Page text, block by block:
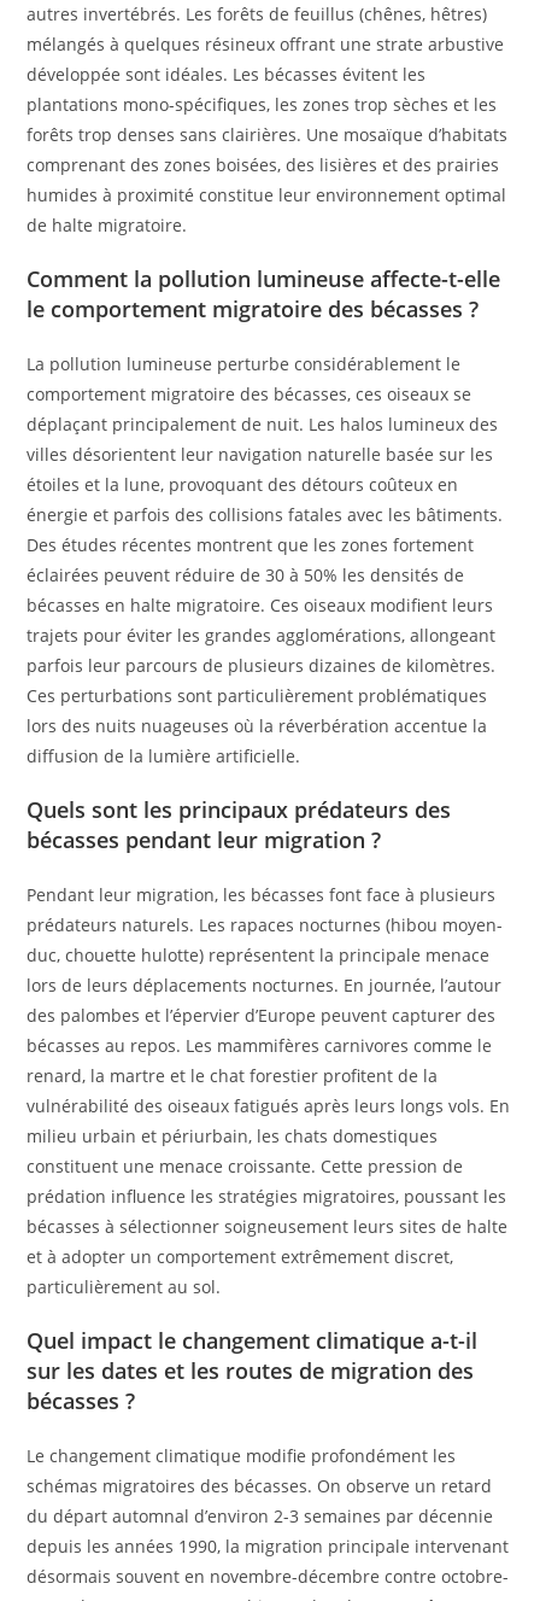
autres invertébrés. Les forêts de feuillus (chênes, hêtres)
mélangés à quelques résineux offrant une strate arbustive
développée sont idéales. Les bécasses évitent les
plantations mono-spécifiques, les zones trop sèches et les
forêts trop denses sans clairières. Une mosaïque d’habitats
comprenant des zones boisées, des lisières et des prairies
humides à proximité constitue leur environnement optimal
de halte migratoire.
Comment la pollution lumineuse affecte-t-elle
le comportement migratoire des bécasses ?
La pollution lumineuse perturbe considérablement le
comportement migratoire des bécasses, ces oiseaux se
déplaçant principalement de nuit. Les halos lumineux des
villes désorientent leur navigation naturelle basée sur les
étoiles et la lune, provoquant des détours coûteux en
énergie et parfois des collisions fatales avec les bâtiments.
Des études récentes montrent que les zones fortement
éclairées peuvent réduire de 30 à 50% les densités de
bécasses en halte migratoire. Ces oiseaux modifient leurs
trajets pour éviter les grandes agglomérations, allongeant
parfois leur parcours de plusieurs dizaines de kilomètres.
Ces perturbations sont particulièrement problématiques
lors des nuits nuageuses où la réverbération accentue la
diffusion de la lumière artificielle.
Quels sont les principaux prédateurs des
bécasses pendant leur migration ?
Pendant leur migration, les bécasses font face à plusieurs
prédateurs naturels. Les rapaces nocturnes (hibou moyen-
duc, chouette hulotte) représentent la principale menace
lors de leurs déplacements nocturnes. En journée, l’autour
des palombes et l’épervier d’Europe peuvent capturer des
bécasses au repos. Les mammifères carnivores comme le
renard, la martre et le chat forestier profitent de la
vulnérabilité des oiseaux fatigués après leurs longs vols. En
milieu urbain et périurbain, les chats domestiques
constituent une menace croissante. Cette pression de
prédation influence les stratégies migratoires, poussant les
bécasses à sélectionner soigneusement leurs sites de halte
et à adopter un comportement extrêmement discret,
particulièrement au sol.
Quel impact le changement climatique a-t-il
sur les dates et les routes de migration des
bécasses ?
Le changement climatique modifie profondément les
schémas migratoires des bécasses. On observe un retard
du départ automnal d’environ 2-3 semaines par décennie
depuis les années 1990, la migration principale intervenant
désormais souvent en novembre-décembre contre octobre-